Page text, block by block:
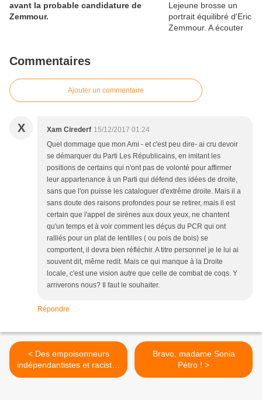
avant la probable candidature de
Zemmour.
Commentaires
Ajouter un commentaire
X Xam Cirederf 15/12/2017 01:24
Quel dommage que mon Ami - et c'est peu dire- ai cru devoir
se démarquer du Parti Les Républicains, en imitant les
positions de certains qui n'ont pas de volonté pour affirmer
leur appartenance à un Parti qui défend des idées de droite,
sans que l'on puisse les cataloguer d'extrême droite. Mais il a
sans doute des raisons profondes pour se retirer, mais il est
certain que l'appel de sirènes aux doux yeux, ne chantent
qu'un temps et à voir comment les déçus du PCR qui ont
ralliés pour un plat de lentilles ( ou pois de bois) se
comportent, il devra bien réfléchir. A titre personnel je le lui ai
souvent dit, même redit. Mais ce qui manque à la Droite
locale, c'est une vision autre que celle de combat de coqs. Y
arriverons nous? Il faut le souhaiter.
Répondre
< Des empoisonneurs
indépendantistes et racistes
au tribunal de P-à-P, contre
Bravo, madame Sonia
Pétro ! >